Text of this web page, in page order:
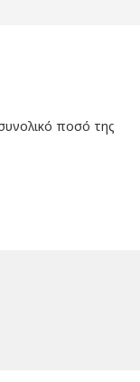
ποσό της